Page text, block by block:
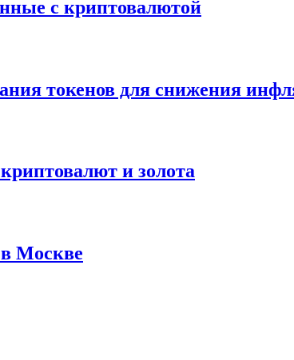
с криптовалютой
токенов для снижения
и золота
Москве